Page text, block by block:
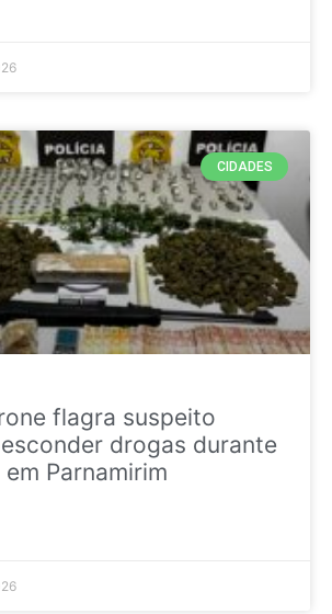
CIDADES
flagra suspeito
drogas durante
Parnamirim